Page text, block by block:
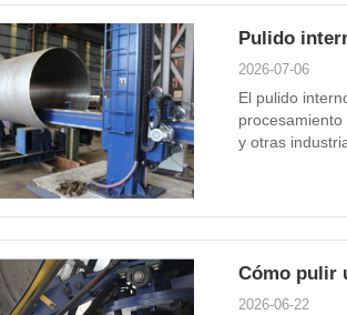
Pulido
2026-07-06
El pulido
y otras
Cómo pulir
2026-06-22